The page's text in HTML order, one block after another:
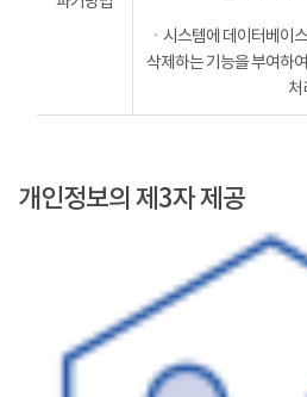
ㆍ시스템에 데이터베이
삭제하는 기능을 부여하
처
개인정보의 제3자 제공